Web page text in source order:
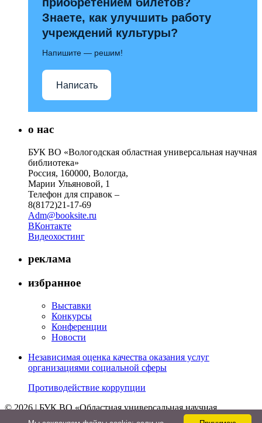
Знаете, как улучшить работу
учреждений культуры?
Напишите — решим!
Написать
о нас
БУК ВО «Вологодская областная универсальная научная
библиотека»
Россия, 160000, Вологда,
Марии Ульяновой, 1
Телефон для справок –
8(8172)21-17-69
Adm@booksite.ru
ВКонтакте
Видеохостинг
реклама
избранное
Выставки
Конкурсы
Конференции
Новости
Независимая оценка качества оказания услуг
организациями социальной сферы
Противодействие коррупции
© 2026 | БУК ВО «Областная универсальная научная
библиотека»